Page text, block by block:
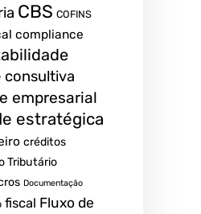
CBS COFINS
compliance
consultiva
empresarial
estratégica
créditos
Tributário
Documentação
fiscal Fluxo de